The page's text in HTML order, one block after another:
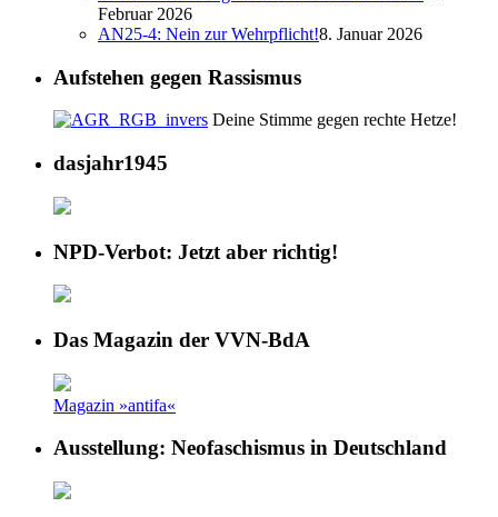
Februar 2026
AN25-4: Nein zur Wehrpflicht!8. Januar 2026
Aufstehen gegen Rassismus
Deine Stimme gegen rechte Hetze!
dasjahr1945
NPD-Verbot: Jetzt aber richtig!
Das Magazin der VVN-BdA
Magazin »antifa«
Ausstellung: Neofaschismus in Deutschland